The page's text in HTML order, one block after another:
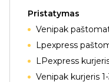
Pristatymas
Venipak
Lpexpress
LPexpress
Venipak kurjeris